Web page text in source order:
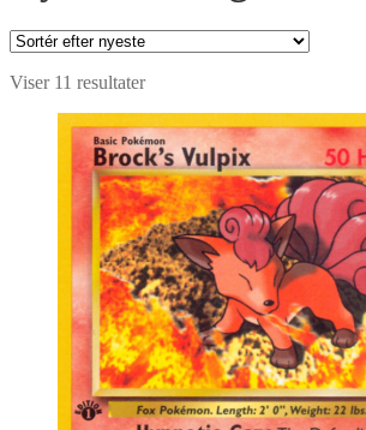
Viser 11 resultaterSorteret
seneste